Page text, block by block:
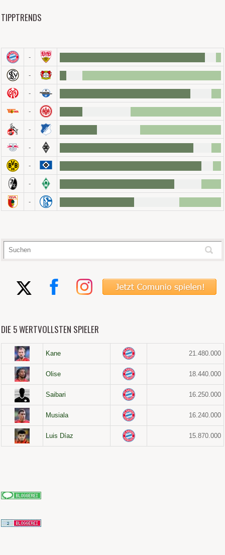
TIPPTRENDS
-
-
-
-
-
-
-
-
-
DIE 5 WERTVOLLSTEN SPIELER
Kane 21.480.000
Olise 18.440.000
Saibari 16.250.000
Musiala 16.240.000
Luis Díaz 15.870.000